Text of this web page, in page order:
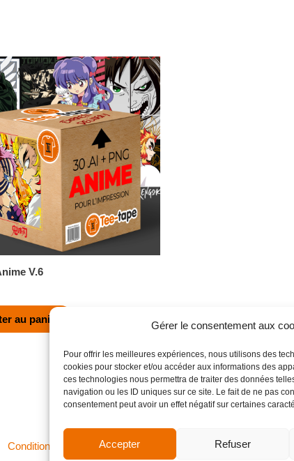
Gérer le consentement aux
Pour offrir les meilleures expériences, nous utilisons des
cookies pour stocker et/ou accéder aux informations des
ces technologies nous permettra de traiter des données
navigation ou les ID uniques sur ce site. Le fait de ne pas
consentement peut avoir un effet négatif sur certaines
Accepter Refuser
V.6
au panier
Conditions générales de vente Site réalisé par VBAUDRY